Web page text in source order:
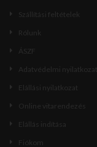
Szállítási feltételek
Rólunk
ÁSZF
Adatvédelmi nyilatkozat
Elállási nyilatkozat
Online vitarendezés
Elállás indítása
Fiókom